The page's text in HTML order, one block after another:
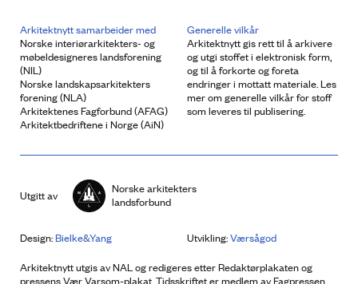
Arkitektnytt samarbeider med
Norske interiørarkitekters- og
møbeldesigneres landsforening
(NIL)
Norske landskapsarkitekters
forening (NLA)
Arkitektenes Fagforbund (AFAG)
Arkitektbedriftene i Norge (AiN)
Generelle vilkår
Arkitektnytt gis rett til å arkivere
og utgi stoffet i elektronisk form,
og til å forkorte og foreta
endringer i mottatt materiale. Les
mer om generelle vilkår for stoff
som leveres til publisering.
Utgitt av
Norske arkitekters
landsforbund
Design:Bielke&Yang Utvikling:Værsågod
Arkitektnytt utgis av NAL og redigeres etter Redaktørplakaten og
pressens Vær Varsom-plakat. Tidsskriftet er medlem av Fagpressen.